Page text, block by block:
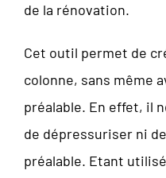
de la rénovation.
Cet outil permet de
colonne, sans même
préalable. En effet, il
de dépressuriser ni
préalable. Etant